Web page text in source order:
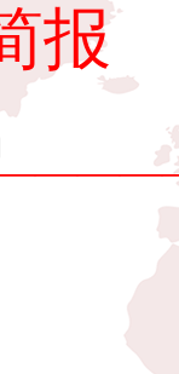
报